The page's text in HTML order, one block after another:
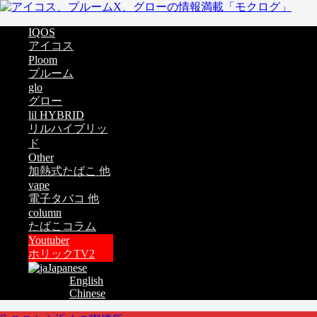
IQOS
アイコス
Ploom
プルーム
glo
グロー
lil HYBRID
リルハイブリッ
ド
Other
加熱式たばこ 他
vape
電子タバコ 他
column
たばこコラム
Youtuber
ホリックTV2
Japanese
English
Chinese